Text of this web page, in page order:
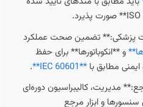
پزشکی:** تضمین صحت عملکرد
و **انکوباتورها** برای حفظ
مطابق با **IEC 60601**
.
مدیریت، کالیبراسیون دوره‌ای
سنسورها و ابزار مرجع